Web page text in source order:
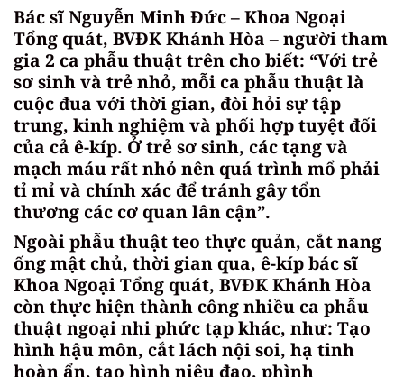
Bác sĩ Nguyễn Minh Đức – Khoa Ngoại
Tổng quát, BVĐK Khánh Hòa – người tham
gia 2 ca phẫu thuật trên cho biết: “Với trẻ
sơ sinh và trẻ nhỏ, mỗi ca phẫu thuật là
cuộc đua với thời gian, đòi hỏi sự tập
trung, kinh nghiệm và phối hợp tuyệt đối
của cả ê-kíp. Ở trẻ sơ sinh, các tạng và
mạch máu rất nhỏ nên quá trình mổ phải
tỉ mỉ và chính xác để tránh gây tổn
thương các cơ quan lân cận”.
Ngoài phẫu thuật teo thực quản, cắt nang
ống mật chủ, thời gian qua, ê-kíp bác sĩ
Khoa Ngoại Tổng quát, BVĐK Khánh Hòa
còn thực hiện thành công nhiều ca phẫu
thuật ngoại nhi phức tạp khác, như: Tạo
hình hậu môn, cắt lách nội soi, hạ tinh
hoàn ẩn, tạo hình niệu đạo, phình